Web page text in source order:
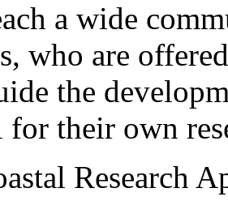
a wide
who are
the
for their own
Research